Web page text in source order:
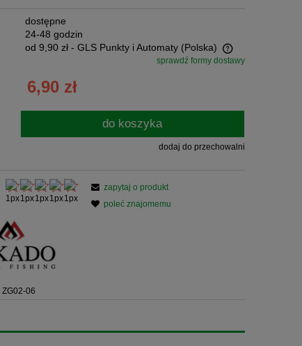
dostępne
24-48 godzin
od 9,90 zł - GLS Punkty i Automaty (Polska)
Cena nie zawiera ewentualnych kosztów
płatności
sprawdź formy dostawy
6,90 zł
do koszyka
dodaj do przechowalni
ZG02-06
zapytaj o produkt
poleć znajomemu